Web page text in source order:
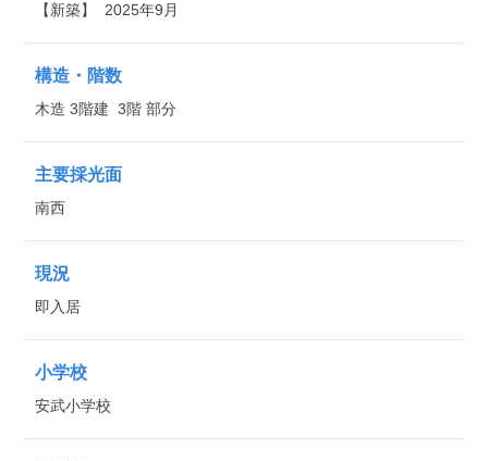
【新築】 2025年9月
構造・階数
木造 3階建 3階 部分
主要採光面
南西
現況
即入居
小学校
安武小学校